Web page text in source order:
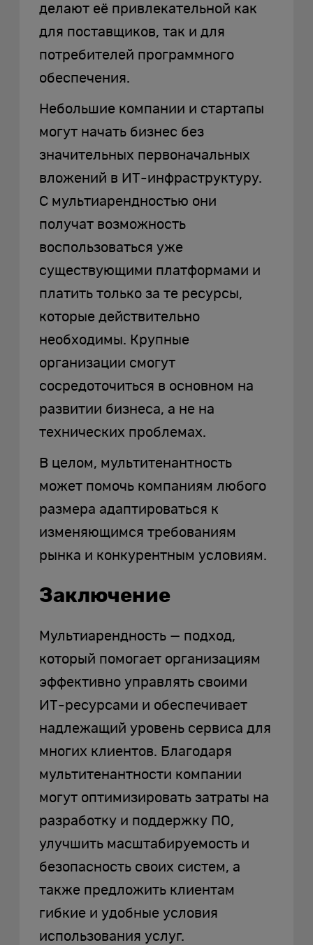
делают её привлекательной как
для поставщиков, так и для
потребителей программного
обеспечения.
Небольшие компании и стартапы
могут начать бизнес без
значительных первоначальных
вложений в ИТ-инфраструктуру.
С мультиарендностью они
получат возможность
воспользоваться уже
существующими платформами и
платить только за те ресурсы,
которые действительно
необходимы. Крупные
организации смогут
сосредоточиться в основном на
развитии бизнеса, а не на
технических проблемах.
В целом, мультитенантность
может помочь компаниям любого
размера адаптироваться к
изменяющимся требованиям
рынка и конкурентным условиям.
Заключение
Мультиарендность — подход,
который помогает организациям
эффективно управлять своими
ИТ-ресурсами и обеспечивает
надлежащий уровень сервиса для
многих клиентов. Благодаря
мультитенантности компании
могут оптимизировать затраты на
разработку и поддержку ПО,
улучшить масштабируемость и
безопасность своих систем, а
также предложить клиентам
гибкие и удобные условия
использования услуг.